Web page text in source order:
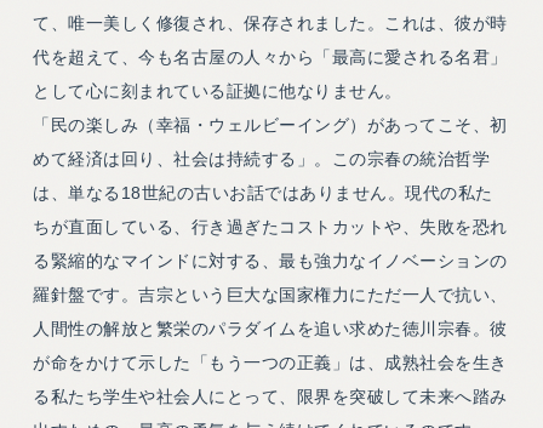
て、唯一美しく修復され、保存されました。これは、彼が時
代を超えて、今も名古屋の人々から「最高に愛される名君」
として心に刻まれている証拠に他なりません。
「民の楽しみ（幸福・ウェルビーイング）があってこそ、初
めて経済は回り、社会は持続する」。この宗春の統治哲学
は、単なる18世紀の古いお話ではありません。現代の私た
ちが直面している、行き過ぎたコストカットや、失敗を恐れ
る緊縮的なマインドに対する、最も強力なイノベーションの
羅針盤です。吉宗という巨大な国家権力にただ一人で抗い、
人間性の解放と繁栄のパラダイムを追い求めた徳川宗春。彼
が命をかけて示した「もう一つの正義」は、成熟社会を生き
る私たち学生や社会人にとって、限界を突破して未来へ踏み